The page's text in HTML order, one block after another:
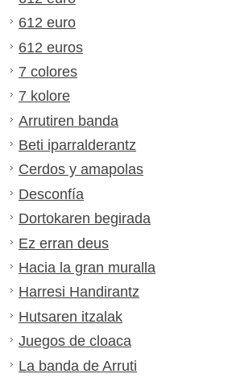
612 euro
612 euros
7 colores
7 kolore
Arrutiren banda
Beti iparralderantz
Cerdos y amapolas
Desconfía
Dortokaren begirada
Ez erran deus
Hacia la gran muralla
Harresi Handirantz
Hutsaren itzalak
Juegos de cloaca
La banda de Arruti